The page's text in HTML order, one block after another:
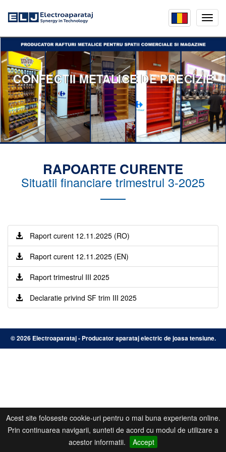
Acest site foloseste cookie-uri pentru o mai buna experienta online.
Prin continuarea navigarii, sunteti de acord cu modul de utilizare a
acestor informatii.
Accept
menu
CONFECTII METALICE DE PRECIZIE
RAPOARTE CURENTE
Situatii financiare trimestrul 3-2025
Raport curent 12.11.2025 (RO)
Raport curent 12.11.2025 (EN)
Raport trimestrul III 2025
Declaratie privind SF trim III 2025
©2026 Electroaparataj - Producator aparataj electric de joasa tensiune.